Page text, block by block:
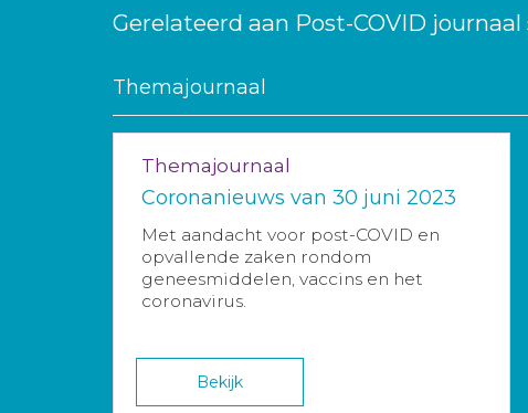
Gerelateerd aan Post-COVID
Themajournaal
Themajournaal
Coronanieuws van 30 juni 2023
Met aandacht voor post-COVID en
opvallende zaken rondom
geneesmiddelen, vaccins en het
coronavirus.
Bekijk